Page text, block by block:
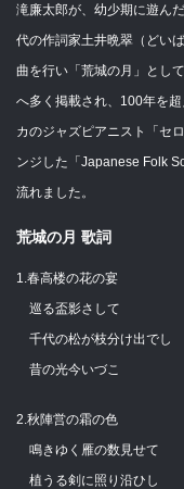
滝廉太郎が、幼少期に遊ん
代の作詞家土井晩翠（どい
曲を行い「荒城の月」とし
へ多く掲載され、100年を
カのジャズピアニスト「セ
ンジした「Japanese Folk
流れました。
荒城の月 歌詞
1.春高楼の花の宴
巡る盃影さして
千代の松が枝分け出でし
昔の光今いづこ
2.秋陣営の霜の色
鳴きゆく雁の数見せて
植うる剣に照り沿ひし